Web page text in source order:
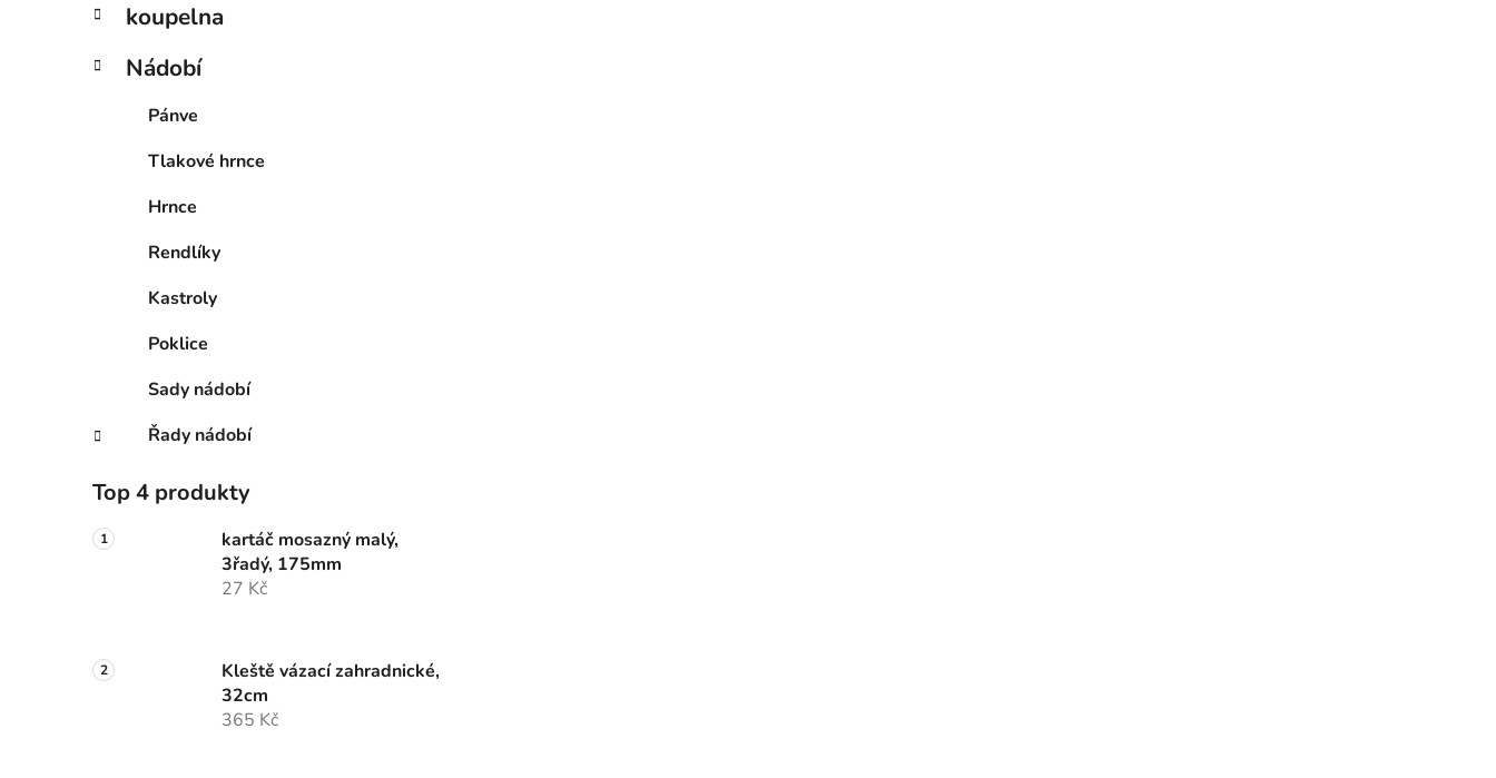
koupelna
Nádobí
Pánve
Tlakové hrnce
Hrnce
Rendlíky
Kastroly
Poklice
Sady nádobí
Řady nádobí
Top 4 produkty
kartáč mosazný malý,
3řadý, 175mm
27 Kč
Kleště vázací zahradnické,
32cm
365 Kč